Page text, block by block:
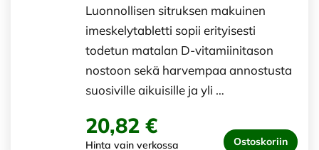
Luonnollisen sitruksen makuinen
imeskelytabletti sopii erityisesti
todetun matalan D-vitamiinitason
nostoon sekä harvempaa annostusta
suosiville aikuisille ja yli …
20,82 €
Hinta vain verkossa Ostoskoriin